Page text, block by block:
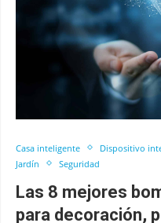
Casa inteligente Dispositivo
Jardín
Seguridad
Las 8 mejores
para decoración,